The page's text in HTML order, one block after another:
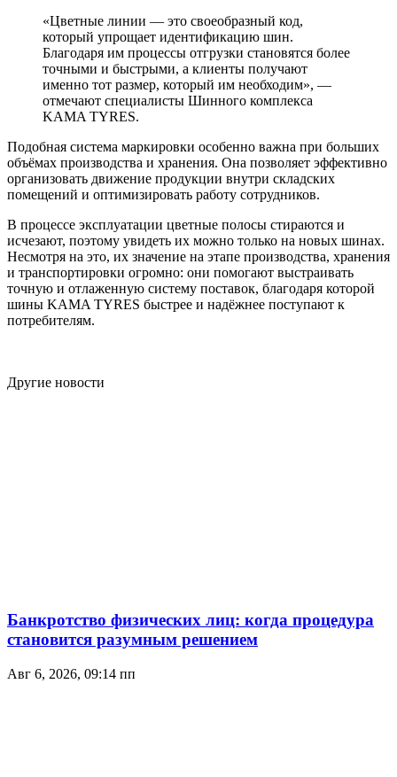
«Цветные линии — это своеобразный код,
который упрощает идентификацию шин.
Благодаря им процессы отгрузки становятся более
точными и быстрыми, а клиенты получают
именно тот размер, который им необходим», —
отмечают специалисты Шинного комплекса
KAMA TYRES.
Подобная система маркировки особенно важна при больших
объёмах производства и хранения. Она позволяет эффективно
организовать движение продукции внутри складских
помещений и оптимизировать работу сотрудников.
В процессе эксплуатации цветные полосы стираются и
исчезают, поэтому увидеть их можно только на новых шинах.
Несмотря на это, их значение на этапе производства, хранения
и транспортировки огромно: они помогают выстраивать
точную и отлаженную систему поставок, благодаря которой
шины KAMA TYRES быстрее и надёжнее поступают к
потребителям.
Другие новости
Банкротство физических лиц: когда процедура
становится разумным решением
Авг 6, 2026, 09:14 пп